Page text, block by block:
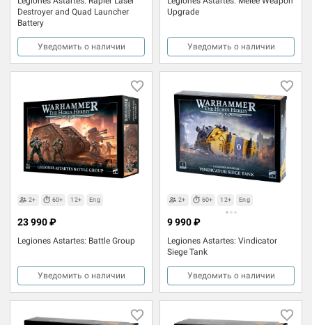
Destroyer and Quad Launcher
Battery
Уведомить о наличии
Upgrade
Уведомить о наличии
2+ 60+ 12+ Eng
Legiones Astartes: Battle Group
23 990 ₽
Уведомить о наличии
2+ 60+ 12+ Eng
Legiones Astartes: Vindicator
Siege Tank
9 990 ₽
Уведомить о наличии